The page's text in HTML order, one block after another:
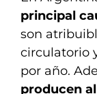
principal
son
circulatorio
por año.
producen